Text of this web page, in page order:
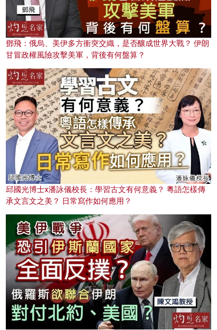
鄧飛：俄烏、美伊多方衝突交織，是否釀成世界大戰？ 伊朗
甘冒政權風險攻擊美軍，背後有何盤算？
邱國光博士x潘詠儀校長：學習古文有何意義？ 粵語怎樣傳
承文言文之美？ 日常寫作如何應用？